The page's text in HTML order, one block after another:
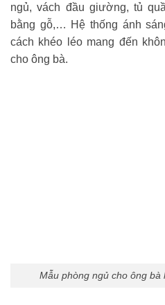
ngủ, vách đầu giường, tủ
bằng gỗ,… Hệ thống ánh
cách khéo léo mang đến
cho ông bà.
Mẫu phòng ngủ cho ông